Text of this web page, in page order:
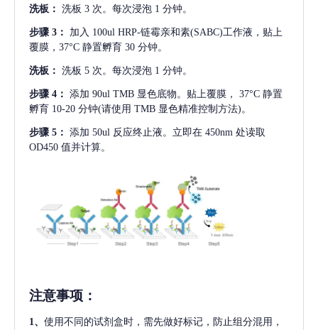
洗板： 洗板 3 次。每次浸泡 1 分钟。
步骤 3： 加入 100ul HRP-链霉亲和素(SABC)工作液，贴上
覆膜，37°C 静置孵育 30 分钟。
洗板： 洗板 5 次。每次浸泡 1 分钟。
步骤 4： 添加 90ul TMB 显色底物。贴上覆膜， 37°C 静置
孵育 10-20 分钟(请使用 TMB 显色精准控制方法)。
步骤 5： 添加 50ul 反应终止液。立即在 450nm 处读取
OD450 值并计算。
注意事项 ：
1、 使用不同的试剂盒时，需先做好标记，防止组分混用，